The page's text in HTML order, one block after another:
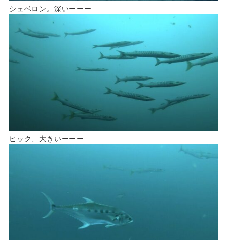
シェベロン。深いーーー
ピック、大きいーーー